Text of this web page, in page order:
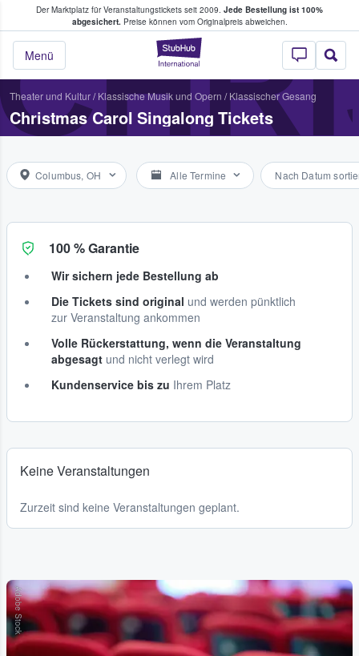
Der Marktplatz für Veranstaltungstickets seit 2009. Jede Bestellung ist 100%
abgesichert.Preise können vom Originalpreis abweichen.
StubHub - Wo
Menü
Tickets kaufen & verkaufen
Theater und Kultur/ Klassische Musik und Opern / Klassischer Gesang
Christmas Carol Singalong Tickets
Columbus, OH Alle Termine Nach Datum
100 % Garantie
Wir sichern jede Bestellung ab
Die Tickets sind original und werden pünktlich
zur Veranstaltung ankommen
Volle Rückerstattung, wenn die Veranstaltung
abgesagt und nicht verlegt wird
Kundenservice bis zu Ihrem Platz
Keine Veranstaltungen
Zurzeit sind keine Veranstaltungen geplant.
Adobe Stock